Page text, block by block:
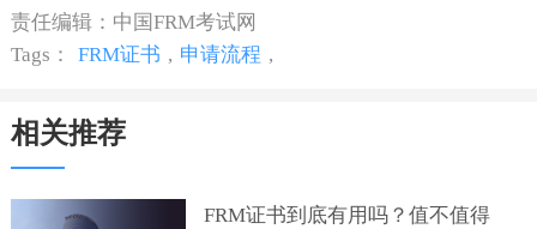
责任编辑：中国FRM考试网
Tags：
FRM证书 , 申请流程 ,
相关推荐
FRM证书到底有用吗？值不值得